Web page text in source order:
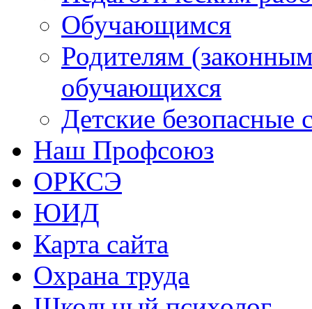
Обучающимся
Родителям
обучающихся
Детские безопасные
Наш Профсоюз
ОРКСЭ
ЮИД
Карта сайта
Охрана труда